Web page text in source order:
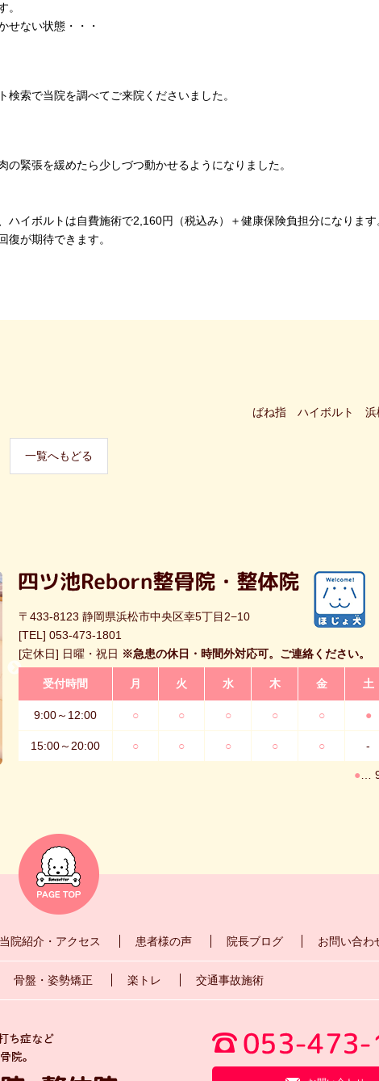
。
せない状態・・・
索で当院を調べてご来院くださいました。
緊張を緩めたら少しづつ動かせるようになりました。
イボルトは自費施術で2,160円（税込み）＋健康保険負担分になります
が期待できます。
ばね指 ハイボルト 浜
一覧へもどる
〒433-8123 静岡県浜松市中央区幸5丁目2−10
[TEL] 053-473-1801
[定休日] 日曜・祝日 ※急患の休日・時間外対応可。ご連絡ください。
受付時間 月 火 水 木 金 土
9:00～12:00 ○ ○ ○ ○ ○ ●
15:00～20:00 ○ ○ ○ ○ ○ -
● …
当院紹介・アクセス 患者様の声 院長ブログ お問い合わ
骨盤・姿勢矯正 楽トレ 交通事故施術